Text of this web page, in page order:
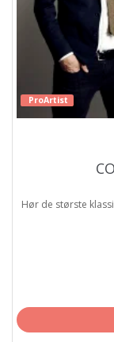
ProArtist
Hør de største